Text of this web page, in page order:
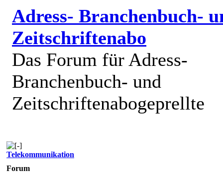
Adress- Branchenbuch-
Zeitschriftenabo
Das Forum für Adress-
Branchenbuch- und
Zeitschriftenabogeprellte
Telekommunikation
Forum